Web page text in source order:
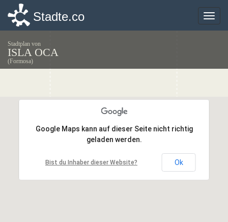
Toggle
Stadte.co
Stadtplan von
ISLA OCA
(Formosa)
Google Maps kann auf dieser Seite nicht richtig
geladen werden.
Bist du Inhaber dieser Website? Ok
Google Maps kann auf dieser Seite nicht richtig
geladen werden.
Bist du Inhaber dieser Website? Ok
Toggle
Stadte.co